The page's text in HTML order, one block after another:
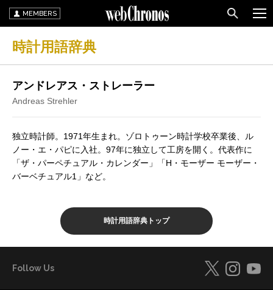
MEMBERS
時計用語辞典
アンドレアス・ストレーラー
Andreas Strehler
独立時計師。1971年生まれ。ゾロトゥーン時計学校卒業後、ル
ノー・エ・パピに入社。97年に独立して工房を開く。代表作に
「ザ・パーペチュアル・カレンダー」「H・モーザー モーザー・
バーベチュアル1」など。
時計用語辞典トップ
Follow Us